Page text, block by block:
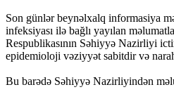
Son günlər beynəlxalq informasiya
infeksiyası ilə bağlı yayılan
Respublikasının Səhiyyə Nazirliyi
epidemioloji vəziyyət sabitdir və
Bu barədə Səhiyyə Nazirliyindən